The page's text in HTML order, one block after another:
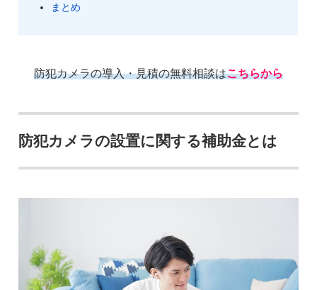
まとめ
防犯カメラの導入・見積の無料相談はこちらから
防犯カメラの設置に関する補助金とは